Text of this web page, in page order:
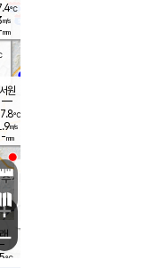
℃
서원
℃
m/s
-mm
℃
m/s
mm